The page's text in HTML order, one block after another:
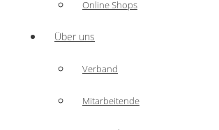
Online Shops
Über uns
Verband
Mitarbeitende